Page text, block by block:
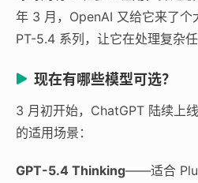
年 3 月，OpenAI 又给它来了个
PT-5.4 系列，让它在处理复杂任
现在有哪些模型可选？
3 月初开始，ChatGPT 陆续上
的适用场景：
GPT-5.4 Thinking——适合